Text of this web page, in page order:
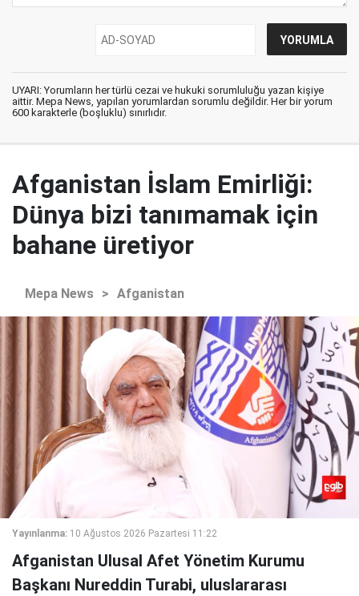
UYARI: Yorumların her türlü cezai ve hukuki sorumluluğu yazan kişiye
aittir. Mepa News, yapılan yorumlardan sorumlu değildir. Her bir yorum
600 karakterle (boşluklu) sınırlıdır.
Afganistan İslam Emirliği:
Dünya bizi tanımamak için
bahane üretiyor
Mepa News > Afganistan
Yayınlanma: 10 Ağustos 2026 Pazartesi 11:22
Afganistan Ulusal Afet Yönetim Kurumu
Başkanı Nureddin Turabi, uluslararası